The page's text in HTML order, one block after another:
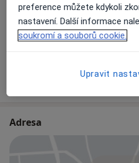
3
MUDr. Pavel
6
Adresa
preference můžete kdykoli
nastavení. Další informace
soukromí a souborů cookie.
Upravit